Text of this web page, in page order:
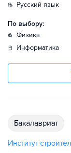
русский язык
По выбору:
физика
информатика
бакалавриат
Институт